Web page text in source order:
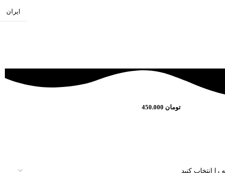
ایران
تومان